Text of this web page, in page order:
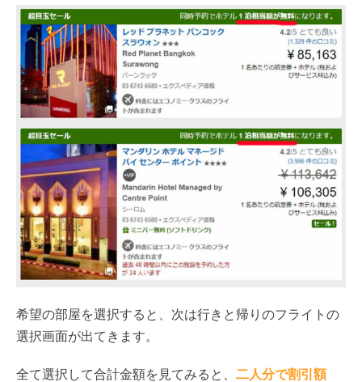
希望の部屋を選択すると、次は行きと帰りのフライトの
選択画面が出てきます。
全て選択して合計金額を見てみると、 二人分で割引額